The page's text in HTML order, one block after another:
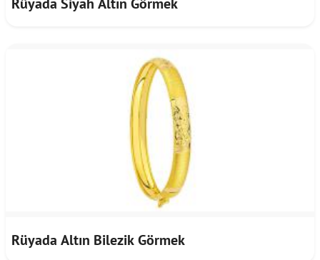
Rüyada Altın Bilezik Görmek